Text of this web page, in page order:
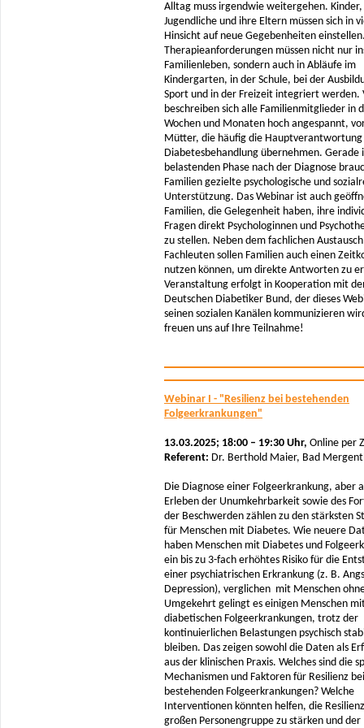
Alltag muss irgendwie weitergehen. Kinder,
Jugendliche und ihre Eltern müssen sich in
Hinsicht auf neue Gegebenheiten
Therapieanforderungen müssen nicht nur
Familienleben, sondern auch in Abläufe im
Kindergarten, in der Schule, bei der
Sport und in der Freizeit integriert werden.
beschreiben sich alle Familienmitglieder in
Wochen und Monaten hoch angespannt,
Mütter, die häufig die
Diabetesbehandlung übernehmen. Gerade
belastenden Phase nach der Diagnose
Familien gezielte psychologische und
Unterstützung. Das Webinar ist auch
Familien, die Gelegenheit haben, ihre
Fragen direkt Psychologinnen und
zu stellen. Neben dem fachlichen
Fachleuten sollen Familien auch einen
nutzen können, um direkte Antworten zu
Veranstaltung erfolgt in Kooperation mit
Deutschen Diabetiker Bund, der dieses
seinen sozialen Kanälen kommunizieren
freuen uns auf Ihre Teilnahme!
Webinar I - "Resilienz bei bestehenden
Folgeerkrankungen"
13.03.2025; 18:00 – 19:30 Uhr, Online per
Referent: Dr. Berthold Maier, Bad
Die Diagnose einer Folgeerkrankung, aber
Erleben der Unumkehrbarkeit sowie des
der Beschwerden zählen zu den stärksten
für Menschen mit Diabetes. Wie neuere
haben Menschen mit Diabetes und
ein bis zu 3-fach erhöhtes Risiko für die
einer psychiatrischen Erkrankung (z. B.
Depression), verglichen mit Menschen
Umgekehrt gelingt es einigen Menschen
diabetischen Folgeerkrankungen, trotz der
kontinuierlichen Belastungen psychisch
bleiben. Das zeigen sowohl die Daten als
aus der klinischen Praxis. Welches sind die
Mechanismen und Faktoren für Resilienz bei
bestehenden Folgeerkrankungen? Welche
Interventionen könnten helfen, die
großen Personengruppe zu stärken und der